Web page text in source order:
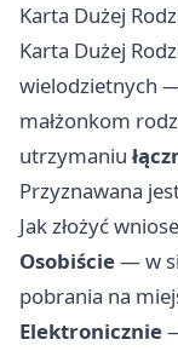
Karta Dużej
Karta Dużej
wielodzietnych
małżonkom
utrzymaniu
Przyznawana
Jak złożyć
Osobiście— w
pobrania na
Elektronicznie